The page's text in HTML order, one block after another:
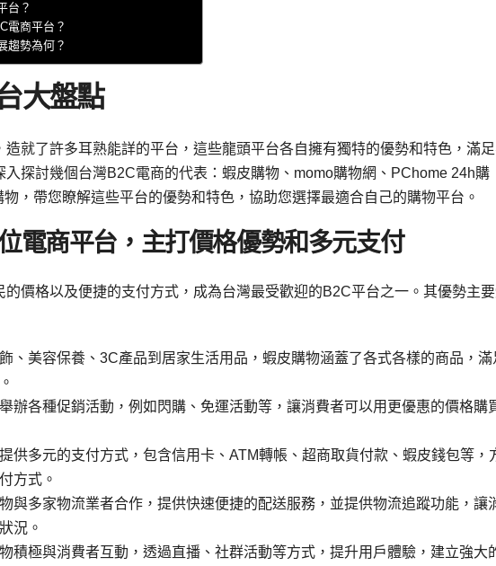
台？
電商平台？
趨勢為何？
大盤點
就了許多耳熟能詳的平台，這些龍頭平台各自擁有獨特的優勢和特色，滿
入探討幾個台灣B2C電商的代表：蝦皮購物、momo購物網、PChome 24h購
，帶您瞭解這些平台的優勢和特色，協助您選擇最適合自己的購物平台。
電商平台，主打價格優勢和多元支付
價格以及便捷的支付方式，成為台灣最受歡迎的B2C平台之一。其優勢主
、美容保養、3C產品到居家生活用品，蝦皮購物涵蓋了各式各樣的商品，滿
辦各種促銷活動，例如閃購、免運活動等，讓消費者可以用更優惠的價格購
供多元的支付方式，包含信用卡、ATM轉帳、超商取貨付款、蝦皮錢包等，
方式。
與多家物流業者合作，提供快速便捷的配送服務，並提供物流追蹤功能，讓
況。
積極與消費者互動，透過直播、社群活動等方式，提升用戶體驗，建立強大